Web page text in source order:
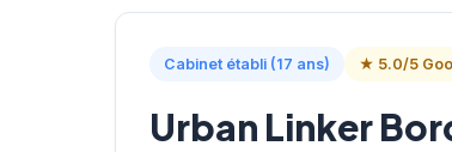
Cabinet établi (17 ans) ★ 5.0/5
Urban Linker